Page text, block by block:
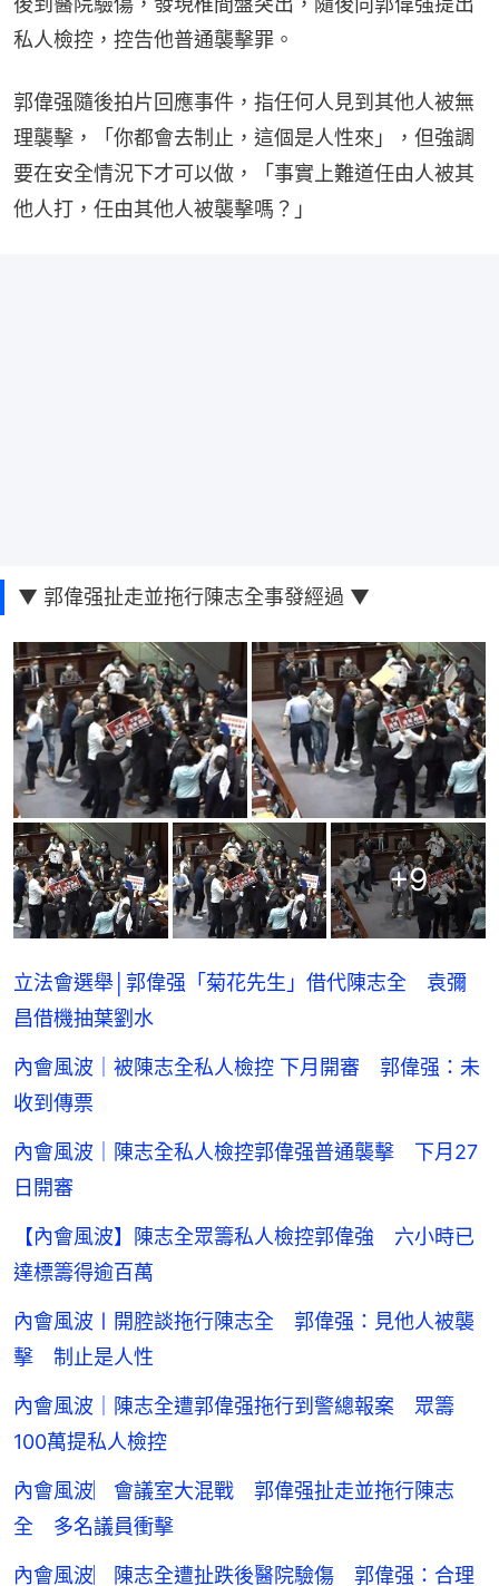
私人檢控，控告他普通襲擊罪。
郭偉强隨後拍片回應事件，指任何人見到其他人被無
理襲擊，「你都會去制止，這個是人性來」，但強調
要在安全情況下才可以做，「事實上難道任由人被其
他人打，任由其他人被襲擊嗎？」
▼ 郭偉强扯走並拖行陳志全事發經過 ▼
+9
立法會選舉│郭偉强「菊花先生」借代陳志全 袁彌
昌借機抽葉劉水
內會風波｜被陳志全私人檢控 下月開審 郭偉强：未
收到傳票
內會風波｜陳志全私人檢控郭偉强普通襲擊 下月27
日開審
【內會風波】陳志全眾籌私人檢控郭偉強 六小時已
達標籌得逾百萬
內會風波〡開腔談拖行陳志全 郭偉强：見他人被襲
擊 制止是人性
內會風波｜陳志全遭郭偉强拖行到警總報案 眾籌
100萬提私人檢控
內會風波︳會議室大混戰 郭偉强扯走並拖行陳志
全 多名議員衝擊
內會風波︳陳志全遭扯跌後醫院驗傷 郭偉强：合理